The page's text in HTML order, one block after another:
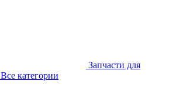
Запчасти для
Все категории